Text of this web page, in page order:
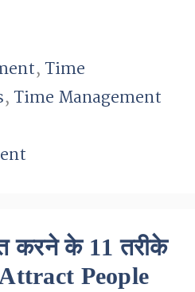
,Time
,Time Management
करने के 11 तरीके
People